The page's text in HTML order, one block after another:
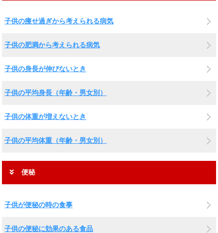
子供の痩せ過ぎから考えられる病気
子供の肥満から考えられる病気
子供の身長が伸びないとき
子供の平均身長（年齢・男女別）
子供の体重が増えないとき
子供の平均体重（年齢・男女別）
便秘
子供が便秘の時の食事
子供の便秘に効果のある食品